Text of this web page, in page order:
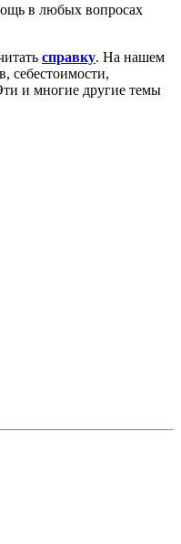
в любых вопросах
справку. На нашем
себестоимости,
и многие другие темы